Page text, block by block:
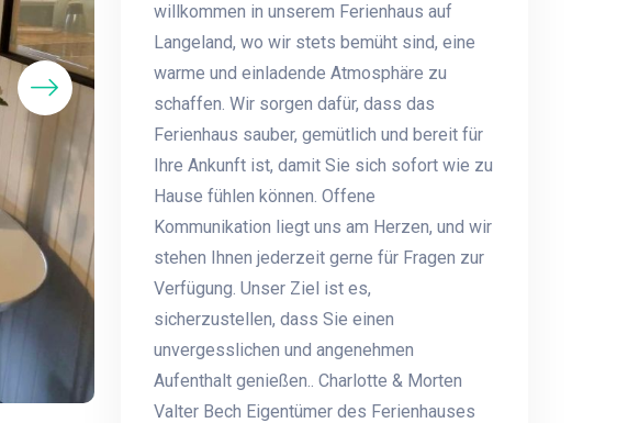
willkommen in unserem Ferienhaus auf
Langeland, wo wir stets bemüht sind, eine
warme und einladende Atmosphäre zu
schaffen. Wir sorgen dafür, dass das
Ferienhaus sauber, gemütlich und bereit für
Ihre Ankunft ist, damit Sie sich sofort wie zu
Hause fühlen können. Offene
Kommunikation liegt uns am Herzen, und wir
stehen Ihnen jederzeit gerne für Fragen zur
Verfügung. Unser Ziel ist es,
sicherzustellen, dass Sie einen
unvergesslichen und angenehmen
Aufenthalt genießen.. Charlotte & Morten
Valter Bech Eigentümer des Ferienhauses